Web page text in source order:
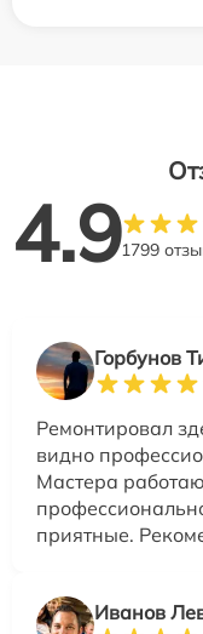
4.91799
Горбунов
Ремонтировал
видно
Мастера
приятные.
Иванов